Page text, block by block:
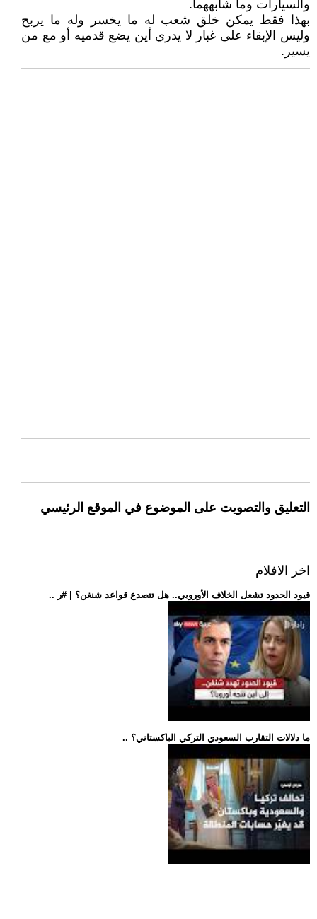
والسيارات وما شابههما.
بهذا فقط يمكن خلق شعب له ما يخسر وله ما يربح
وليس الإبقاء على غبار لا يدري أين يضع قدميه أو مع من
يسير.
التعليق والتصويت على الموضوع في الموقع الرئيسي
اخر الافلام
.. قيود الحدود تشعل الخلاف الأوروبي.. هل تتصدع قواعد شنغن؟ | #ر
.. ما دلالات التقارب السعودي التركي الباكستاني؟